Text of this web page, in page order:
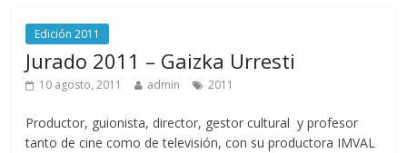
Edición 2011
Jurado 2011 – Gaizka Urresti
10 agosto, 2011 admin 2011
Productor, guionista, director, gestor cultural y profesor
tanto de cine como de televisión, con su productora IMVAL